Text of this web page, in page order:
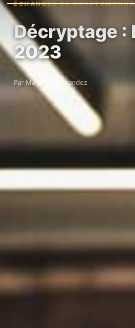
ÉCHANGES DE
Décryptage :
2023
Par Maheen Hernandez